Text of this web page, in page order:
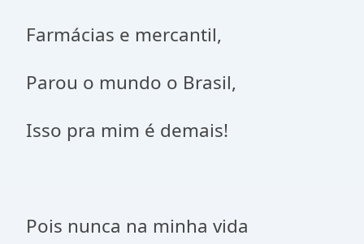
Farmácias e mercantil,
Parou o mundo o Brasil,
Isso pra mim é demais!
Pois nunca na minha vida